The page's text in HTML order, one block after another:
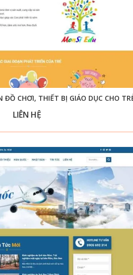
ĐỒ CHƠI, THIẾT BỊ GIÁO DỤC CHO
LIÊN HỆ